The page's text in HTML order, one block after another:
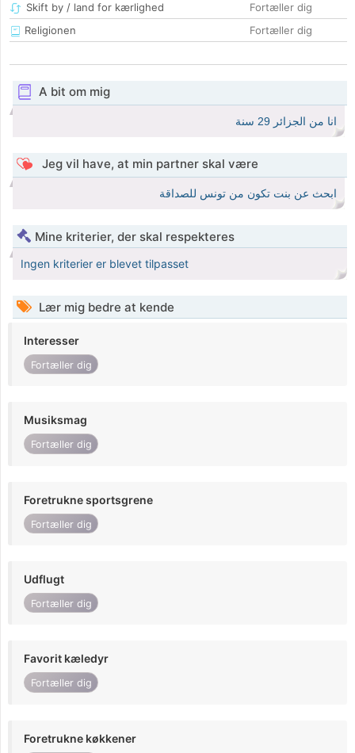
Skift by / land for kærlighed
Fortæller dig
Religionen
Fortæller dig
A bit om mig
انا من الجزائر 29 سنة
Jeg vil have, at min partner skal være
ابحث عن بنت تكون من تونس للصداقة
Mine kriterier, der skal respekteres
Ingen kriterier er blevet tilpasset
Lær mig bedre at kende
Interesser
Fortæller dig
Musiksmag
Fortæller dig
Foretrukne sportsgrene
Fortæller dig
Udflugt
Fortæller dig
Favorit kæledyr
Fortæller dig
Foretrukne køkkener